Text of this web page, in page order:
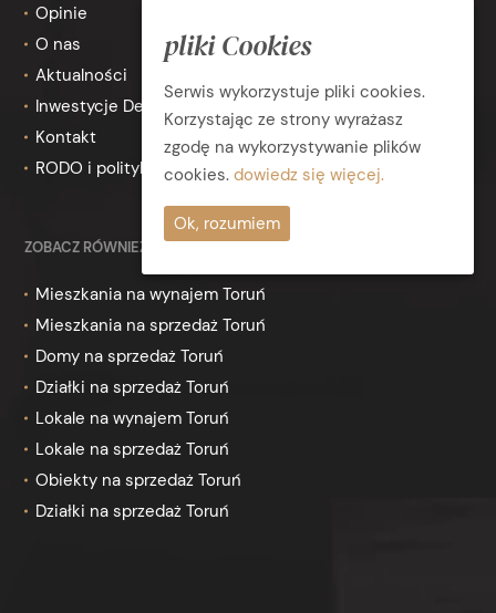
Opinie
O nas
Aktualności
Inwestycje Deweloperskie
Kontakt
RODO i polityka prywatności
ZOBACZ RÓWNIEŻ
Mieszkania na wynajem Toruń
Mieszkania na sprzedaż Toruń
Domy na sprzedaż Toruń
Działki na sprzedaż Toruń
Lokale na wynajem Toruń
Lokale na sprzedaż Toruń
Obiekty na sprzedaż Toruń
Działki na sprzedaż Toruń
pliki Cookies
Serwis wykorzystuje pliki cookies.
Korzystając ze strony wyrażasz
zgodę na wykorzystywanie plików
cookies. dowiedz się więcej.
Ok, rozumiem